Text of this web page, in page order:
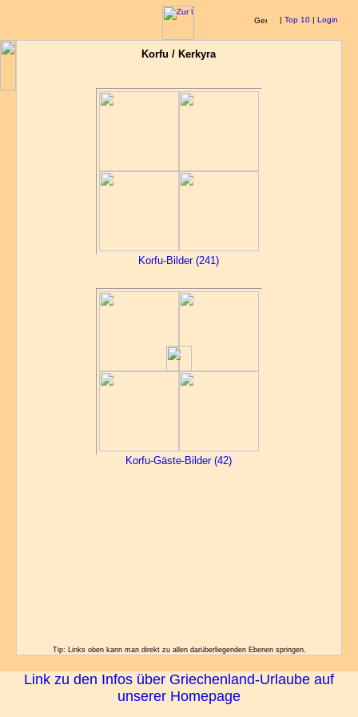
| Top 10 | Login
Korfu / Kerkyra
Korfu-Bilder (241)
Korfu-Gäste-Bilder (42)
Tip: Links oben kann man direkt zu allen darüberliegenden Ebenen springen.
Link zu den Infos über Griechenland-Urlaube auf
unserer Homepage